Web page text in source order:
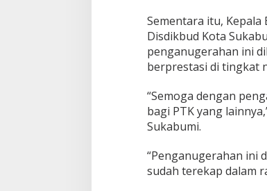
Sementara itu, Kepala
Disdikbud Kota
penganugerahan ini
berprestasi di tingkat
“Semoga dengan
bagi PTK yang
Sukabumi.
“Penganugerahan ini
sudah terekap dalam